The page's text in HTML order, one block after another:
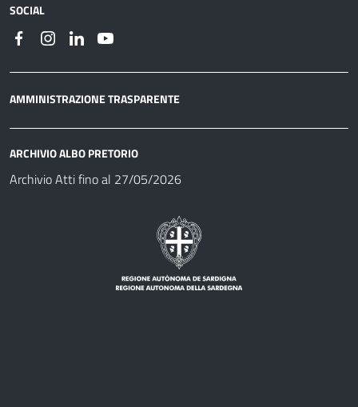
SOCIAL
AMMINISTRAZIONE TRASPARENTE
ARCHIVIO ALBO PRETORIO
Archivio Atti fino al 27/05/2026